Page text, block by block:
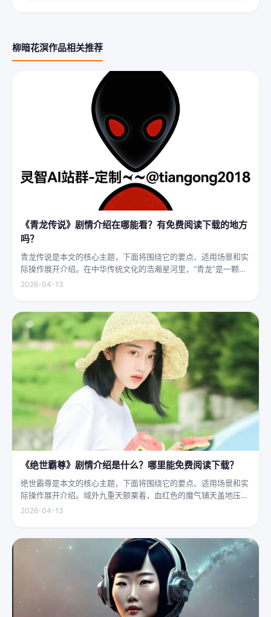
柳暗花溟作品相关推荐
《青龙传说》剧情介绍在哪能看？有免费阅读下载的地方
吗？
青龙传说是本文的核心主题，下面将围绕它的要点、适用场景和实
际操作展开介绍。在中华传统文化的浩瀚星河里，“青龙”是一颗璀
璨夺目的明珠，它与白虎、朱雀、玄武并称“四灵”，雄踞东方，是
2026-04-13
《绝世霸尊》剧情介绍是什么？哪里能免费阅读下载？
绝世霸尊是本文的核心主题，下面将围绕它的要点、适用场景和实
际操作展开介绍。域外九重天颤栗着，血红色的魔气铺天盖地压向
人间界最后一道防线——诛仙阵。阵中百万仙神联军已是强弩之
2026-04-13